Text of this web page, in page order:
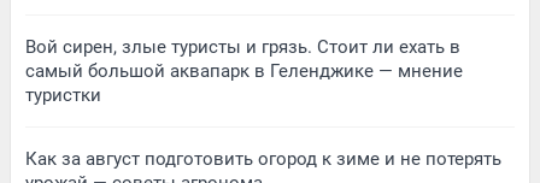
Вой сирен, злые туристы и грязь. Стоит ли ехать в
самый большой аквапарк в Геленджике — мнение
туристки
Как за август подготовить огород к зиме и не потерять